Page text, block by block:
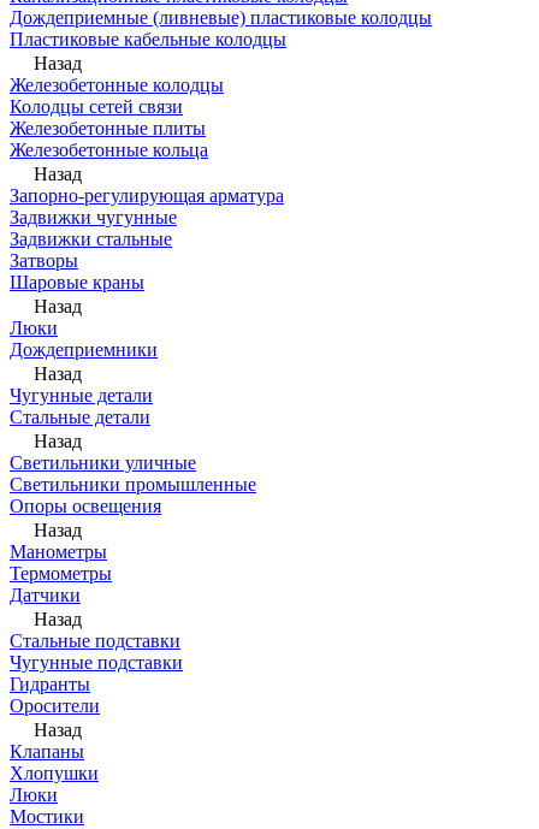
Дождеприемные (ливневые) пластиковые колодцы
Пластиковые кабельные колодцы
Назад
Железобетонные колодцы
Колодцы сетей связи
Железобетонные плиты
Железобетонные кольца
Назад
Запорно-регулирующая арматура
Задвижки чугунные
Задвижки стальные
Затворы
Шаровые краны
Назад
Люки
Дождеприемники
Назад
Чугунные детали
Стальные детали
Назад
Светильники уличные
Светильники промышленные
Опоры освещения
Назад
Манометры
Термометры
Датчики
Назад
Стальные подставки
Чугунные подставки
Гидранты
Оросители
Назад
Клапаны
Хлопушки
Люки
Мостики